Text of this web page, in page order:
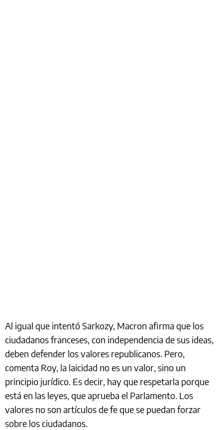
Al igual que intentó Sarkozy, Macron afirma que los
ciudadanos franceses, con independencia de sus ideas,
deben defender los valores republicanos. Pero,
comenta Roy, la laicidad no es un valor, sino un
principio jurídico. Es decir, hay que respetarla porque
está en las leyes, que aprueba el Parlamento. Los
valores no son artículos de fe que se puedan forzar
sobre los ciudadanos.